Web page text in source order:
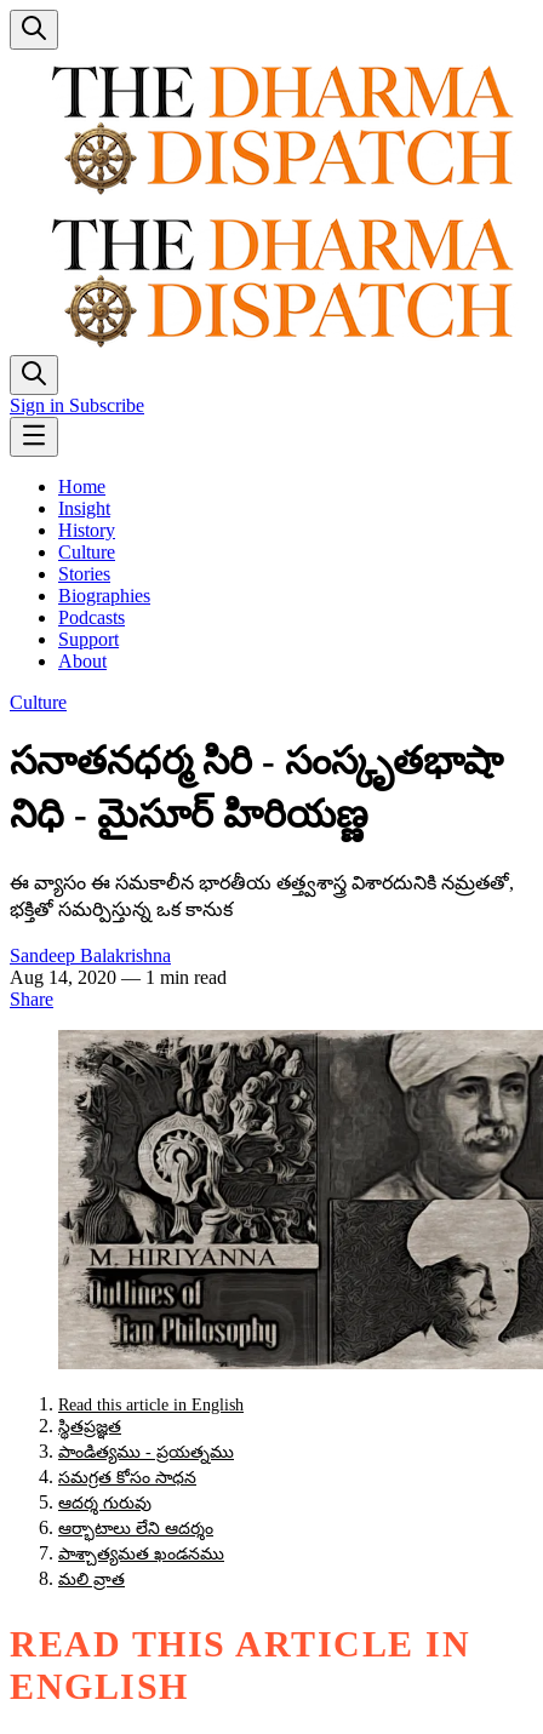
Sign in Subscribe
Home
Insight
History
Culture
Stories
Biographies
Podcasts
Support
About
Culture
సనాతనధర్మ సిరి - సంస్కృతభాషా
నిధి - మైసూర్ హిరియణ్ణ
ఈ వ్యాసం ఈ సమకాలీన భారతీయ తత్త్వశాస్త్ర విశారదునికి నమ్రతతో,
భక్తితో సమర్పిస్తున్న ఒక కానుక
Sandeep Balakrishna
Aug 14, 2020 — 1 min read
Share
Read this article in English
స్థితప్రజ్ఞత
పాండిత్యము - ప్రయత్నము
సమగ్రత కోసం సాధన
ఆదర్శ గురువు
ఆర్భాటాలు లేని ఆదర్శం
పాశ్చాత్యమత ఖండనము
మలి వ్రాత
READ THIS ARTICLE IN
ENGLISH